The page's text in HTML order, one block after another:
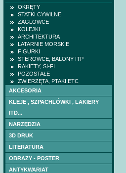
OKRĘTY
STATKI CYWILNE
ŻAGLOWCE
KOLEJKI
ARCHITEKTURA
LATARNIE MORSKIE
FIGURKI
STEROWCE, BALONY ITP
RAKIETY, SI-FI
POZOSTAŁE
ZWIERZĘTA, PTAKI ETC
AKCESORIA
KLEJE , SZPACHLÓWKI , LAKIERY
ITD...
NARZĘDZIA
3D DRUK
LITERATURA
OBRAZY - POSTER
ANTYKWARIAT